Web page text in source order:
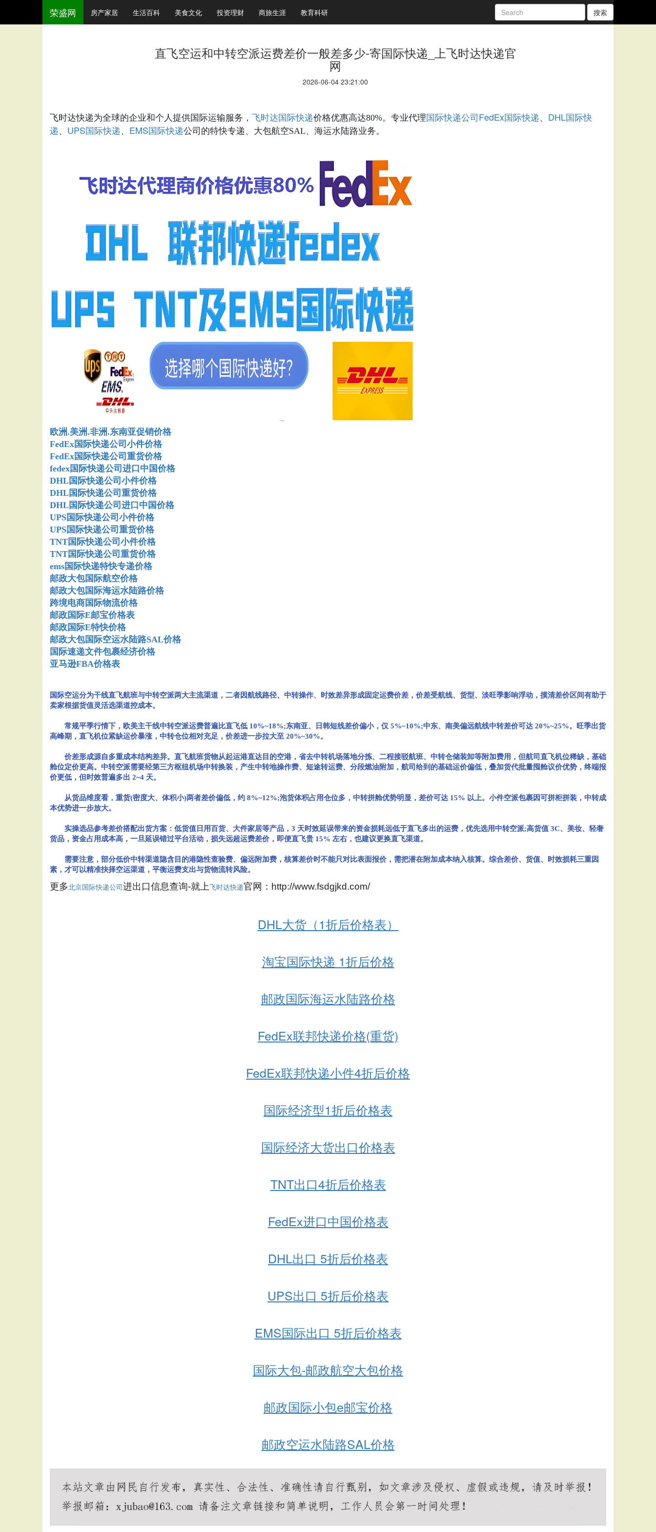
荣盛网 房产家居 生活百科 美食文化 投资理财 商旅生涯 教育科研 搜索
直飞空运和中转空派运费差价一般差多少-寄国际快递_上飞时达快递官
网
2026-06-04 23:21:00
飞时达快递为全球的企业和个人提供国际运输服务， 飞时达国际快递价格优惠高达80%。专业代理国际快递公司FedEx国际快递 、 DHL国际快
递 、 UPS国际快递 、 EMS国际快递公司的特快专递、大包航空SAL、海运水陆路业务。
欧洲.美洲.非洲.东南亚促销价格
FedEx国际快递公司小件价格
FedEx国际快递公司重货价格
fedex国际快递公司进口中国价格
DHL国际快递公司小件价格
DHL国际快递公司重货价格
DHL国际快递公司进口中国价格
UPS国际快递公司小件价格
UPS国际快递公司重货价格
TNT国际快递公司小件价格
TNT国际快递公司重货价格
ems国际快递特快专递价格
邮政大包国际航空价格
邮政大包国际海运水陆路价格
跨境电商国际物流价格
邮政国际E邮宝价格表
邮政国际E特快价格
邮政大包国际空运水陆路SAL价格
国际速递文件包裹经济价格
亚马逊FBA价格表
国际空运分为干线直飞航班与中转空派两大主流渠道，二者因航线路径、中转操作、时效差异形成固定运费价差，价差受航线、货型、淡旺季影响浮动，摸清差价区间有助于
卖家根据货值灵活选渠道控成本。
常规平季行情下，欧美主干线中转空派运费普遍比直飞低 10%~18%;东南亚、日韩短线差价偏小，仅 5%~10%;中东、南美偏远航线中转差价可达 20%~25%。旺季出货
高峰期，直飞机位紧缺运价暴涨，中转仓位相对充足，价差进一步拉大至 20%~30%。
价差形成源自多重成本结构差异。直飞航班货物从起运港直达目的空港，省去中转机场落地分拣、二程接驳航班、中转仓储装卸等附加费用，但航司直飞机位稀缺，基础
舱位定价更高。中转空派需要经第三方枢纽机场中转换装，产生中转地操作费、短途转运费、分段燃油附加，航司给到的基础运价偏低，叠加货代批量囤舱议价优势，终端报
价更低，但时效普遍多出 2~4 天。
从货品维度看，重货(密度大、体积小)两者差价偏低，约 8%~12%;泡货体积占用仓位多，中转拼舱优势明显，差价可达 15% 以上。小件空派包裹因可拼柜拼装，中转成
本优势进一步放大。
实操选品参考差价搭配出货方案：低货值日用百货、大件家居等产品，3 天时效延误带来的资金损耗远低于直飞多出的运费，优先选用中转空派;高货值 3C、美妆、轻奢
货品，资金占用成本高，一旦延误错过平台活动，损失远超运费差价，即便直飞贵 15% 左右，也建议更换直飞渠道。
需要注意，部分低价中转渠道隐含目的港隐性查验费、偏远附加费，核算差价时不能只对比表面报价，需把潜在附加成本纳入核算。综合差价、货值、时效损耗三重因
素，才可以精准抉择空运渠道，平衡运费支出与货物流转风险。
更多北京国际快递公司进出口信息查询-就上飞时达快递官网：http://www.fsdgjkd.com/
DHL大货（1折后价格表）
淘宝国际快递 1折后价格
邮政国际海运水陆路价格
FedEx联邦快递价格(重货)
FedEx联邦快递小件4折后价格
国际经济型1折后价格表
国际经济大货出口价格表
TNT出口4折后价格表
FedEx进口中国价格表
DHL出口 5折后价格表
UPS出口 5折后价格表
EMS国际出口 5折后价格表
国际大包-邮政航空大包价格
邮政国际小包e邮宝价格
邮政空运水陆路SAL价格